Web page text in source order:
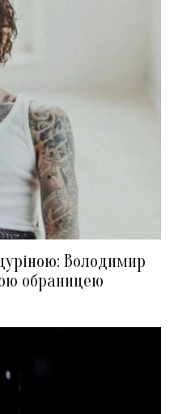
Володимир
обраницею